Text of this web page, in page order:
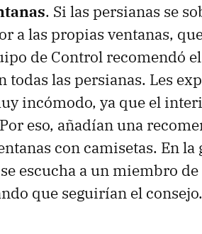
. Si las persianas se
a las propias ventanas,
de Control recomendó
las persianas. Les
incómodo, ya que el
eso, añadían una
con camisetas. En
escucha a un miembro
que seguirían el